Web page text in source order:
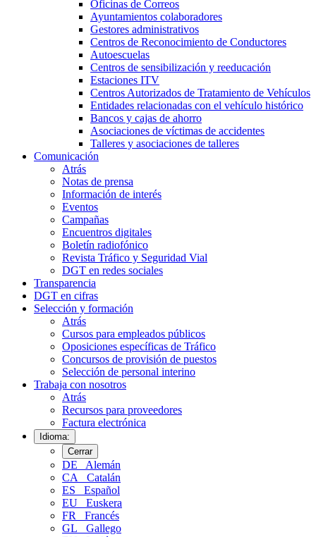
Oficinas de Correos
Ayuntamientos colaboradores
Gestores administrativos
Centros de Reconocimiento de Conductores
Autoescuelas
Centros de sensibilización y reeducación
Estaciones ITV
Centros Autorizados de Tratamiento de Vehículos
Entidades relacionadas con el vehículo histórico
Bancos y cajas de ahorro
Asociaciones de víctimas de accidentes
Talleres y asociaciones de talleres
Comunicación
Atrás
Notas de prensa
Información de interés
Eventos
Campañas
Encuentros digitales
Boletín radiofónico
Revista Tráfico y Seguridad Vial
DGT en redes sociales
Transparencia
DGT en cifras
Selección y formación
Atrás
Cursos para empleados públicos
Oposiciones específicas de Tráfico
Concursos de provisión de puestos
Selección de personal interino
Trabaja con nosotros
Atrás
Recursos para proveedores
Factura electrónica
Idioma:
Cerrar
DE
Alemán
CA
Catalán
ES
Español
EU
Euskera
FR
Francés
GL
Gallego